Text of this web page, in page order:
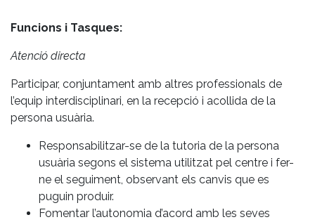
Funcions i Tasques:
Atenció directa
Participar, conjuntament amb altres professionals de
l’equip interdisciplinari, en la recepció i acollida de la
persona usuària.
Responsabilitzar-se de la tutoria de la persona
usuària segons el sistema utilitzat pel centre i fer-
ne el seguiment, observant els canvis que es
puguin produir.
Fomentar l’autonomia d’acord amb les seves